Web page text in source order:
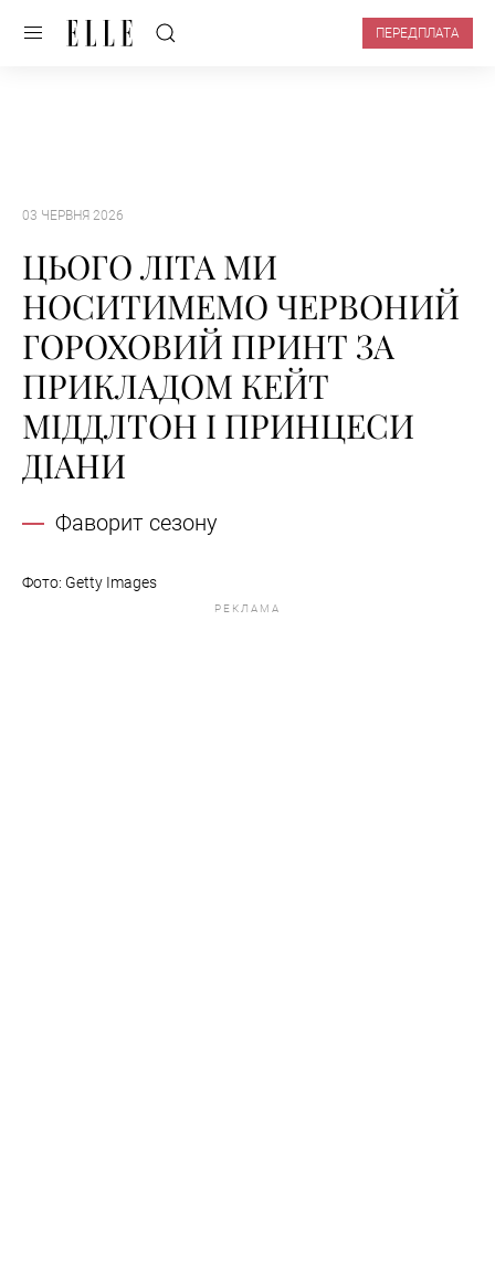
ПЕРЕДПЛАТА
03 ЧЕРВНЯ 2026
ЦЬОГО ЛІТА МИ
НОСИТИМЕМО ЧЕРВОНИЙ
ГОРОХОВИЙ ПРИНТ ЗА
ПРИКЛАДОМ КЕЙТ
МІДДЛТОН І ПРИНЦЕСИ
ДІАНИ
Фаворит сезону
Фото: Getty Images
РЕКЛАМА